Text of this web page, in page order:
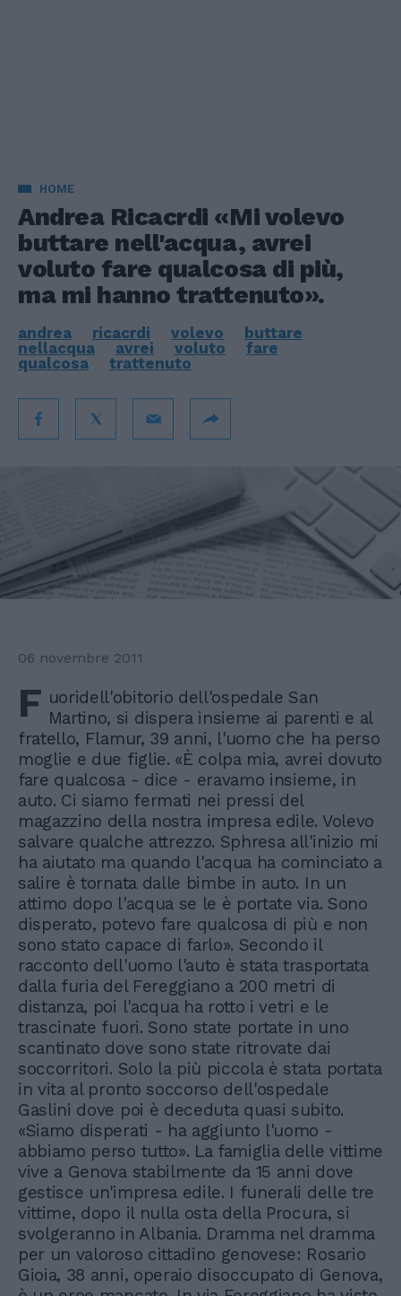
HOME
Andrea Ricacrdi «Mi volevo
buttare nell'acqua, avrei
voluto fare qualcosa di più,
ma mi hanno trattenuto».
andrea ricacrdi volevo
buttare
nellacqua
avrei voluto
fare
qualcosa
trattenuto
06 novembre 2011
F uoridell'obitorio dell'ospedale San
Martino, si dispera insieme ai parenti e al
fratello, Flamur, 39 anni, l'uomo che ha perso
moglie e due figlie. «È colpa mia, avrei dovuto
fare qualcosa - dice - eravamo insieme, in
auto. Ci siamo fermati nei pressi del
magazzino della nostra impresa edile. Volevo
salvare qualche attrezzo. Sphresa all'inizio mi
ha aiutato ma quando l'acqua ha cominciato a
salire è tornata dalle bimbe in auto. In un
attimo dopo l'acqua se le è portate via. Sono
disperato, potevo fare qualcosa di più e non
sono stato capace di farlo». Secondo il
racconto dell'uomo l'auto è stata trasportata
dalla furia del Fereggiano a 200 metri di
distanza, poi l'acqua ha rotto i vetri e le
trascinate fuori. Sono state portate in uno
scantinato dove sono state ritrovate dai
soccorritori. Solo la più piccola è stata portata
in vita al pronto soccorso dell'ospedale
Gaslini dove poi è deceduta quasi subito.
«Siamo disperati - ha aggiunto l'uomo -
abbiamo perso tutto». La famiglia delle vittime
vive a Genova stabilmente da 15 anni dove
gestisce un'impresa edile. I funerali delle tre
vittime, dopo il nulla osta della Procura, si
svolgeranno in Albania. Dramma nel dramma
per un valoroso cittadino genovese: Rosario
Gioia, 38 anni, operaio disoccupato di Genova,